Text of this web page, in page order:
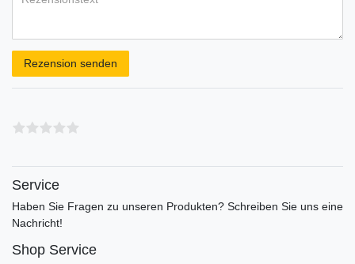
Rezension senden
Service
Haben Sie Fragen zu unseren Produkten? Schreiben Sie uns eine
Nachricht!
Shop Service